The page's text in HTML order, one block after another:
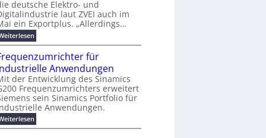
5
A
d
u
s
t
r
i
e
l
l
e
s
E
t
h
e
r
i
n
e
-
S
h
o
p
v
o
n
I
c
o
t
e
deutsche Elektro- und
laut ZVEI auch im
ein Exportplus. „Allerdings…
:
E
e
k
t
r
o
e
x
p
o
für
Anwendungen
der Entwicklung des Sinamics
Frequenzumrichters erweitert
sein Sinamics Portfolio für
Anwendungen.
:
F